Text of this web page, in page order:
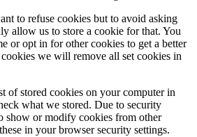
to refuse cookies but to avoid asking
allow us to store a cookie for that. You
or opt in for other cookies to get a better
we will remove all set cookies in
of stored cookies on your computer in
what we stored. Due to security
show or modify cookies from other
in your browser security settings.